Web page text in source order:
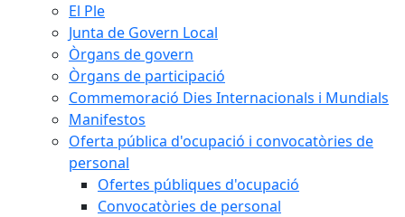
El Ple
Junta de Govern Local
Òrgans de govern
Òrgans de participació
Commemoració Dies Internacionals i Mundials
Manifestos
Oferta pública d'ocupació i convocatòries de
personal
Ofertes públiques d'ocupació
Convocatòries de personal